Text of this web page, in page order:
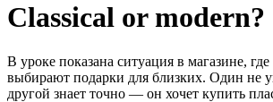
Classical or modern?
В уроке показана ситуация в магазине,
выбирают подарки для близких. Один не
другой знает точно — он хочет купить